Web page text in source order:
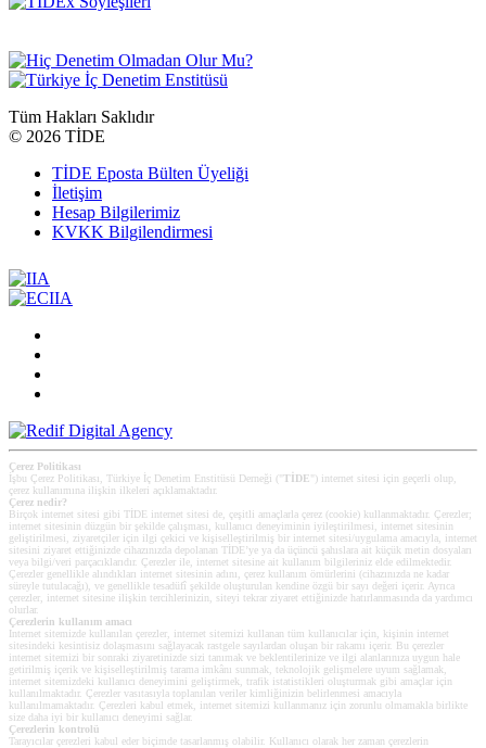
Tüm Hakları Saklıdır
© 2026 TİDE
TİDE Eposta Bülten Üyeliği
İletişim
Hesap Bilgilerimiz
KVKK Bilgilendirmesi
Çerez Politikası
İşbu Çerez Politikası, Türkiye İç Denetim Enstitüsü Derneği (" TİDE ") internet sitesi için geçerli olup,
çerez kullanımına ilişkin ilkeleri açıklamaktadır.
Çerez nedir?
Birçok internet sitesi gibi TİDE internet sitesi de, çeşitli amaçlarla çerez (cookie) kullanmaktadır. Çerezler;
internet sitesinin düzgün bir şekilde çalışması, kullanıcı deneyiminin iyileştirilmesi, internet sitesinin
geliştirilmesi, ziyaretçiler için ilgi çekici ve kişiselleştirilmiş bir internet sitesi/uygulama amacıyla, internet
sitesini ziyaret ettiğinizde cihazınızda depolanan TİDE’ye ya da üçüncü şahıslara ait küçük metin dosyaları
veya bilgi/veri parçacıklarıdır. Çerezler ile, internet sitesine ait kullanım bilgileriniz elde edilmektedir.
Çerezler genellikle alındıkları internet sitesinin adını, çerez kullanım ömürlerini (cihazınızda ne kadar
süreyle tutulacağı), ve genellikle tesadüfî şekilde oluşturulan kendine özgü bir sayı değeri içerir. Ayrıca
çerezler, internet sitesine ilişkin tercihlerinizin, siteyi tekrar ziyaret ettiğinizde hatırlanmasında da yardımcı
olurlar.
Çerezlerin kullanım amacı
Internet sitemizde kullanılan çerezler, internet sitemizi kullanan tüm kullanıcılar için, kişinin internet
sitesindeki kesintisiz dolaşmasını sağlayacak rastgele sayılardan oluşan bir rakamı içerir. Bu çerezler
internet sitemizi bir sonraki ziyaretinizde sizi tanımak ve beklentilerinize ve ilgi alanlarınıza uygun hale
getirilmiş içerik ve kişiselleştirilmiş tarama imkânı sunmak, teknolojik gelişmelere uyum sağlamak,
internet sitemizdeki kullanıcı deneyimini geliştirmek, trafik istatistikleri oluşturmak gibi amaçlar için
kullanılmaktadır. Çerezler vasıtasıyla toplanılan veriler kimliğinizin belirlenmesi amacıyla
kullanılmamaktadır. Çerezleri kabul etmek, internet sitemizi kullanmanız için zorunlu olmamakla birlikte
size daha iyi bir kullanıcı deneyimi sağlar.
Çerezlerin kontrolü
Tarayıcılar çerezleri kabul eder biçimde tasarlanmış olabilir. Kullanıcı olarak her zaman çerezlerin